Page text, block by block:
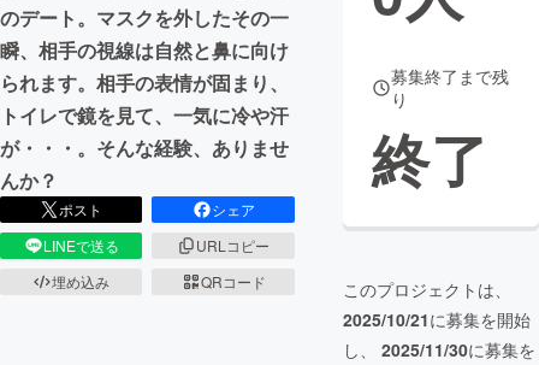
CAMPFIREふるさと納税machi-ya コミュニティ
のデート。マスクを外したその一
瞬、相手の視線は自然と鼻に向け
られます。相手の表情が固まり、
トイレで鏡を見て、一気に冷や汗
が・・・。そんな経験、ありませ
んか？
ポスト
シェア
LINEで送る
URLコピー
埋め込み
QRコード
募集終了まで残
り
終了
このプロジェクトは、
2025/10/21に募集を開始
し、 2025/11/30に募集を